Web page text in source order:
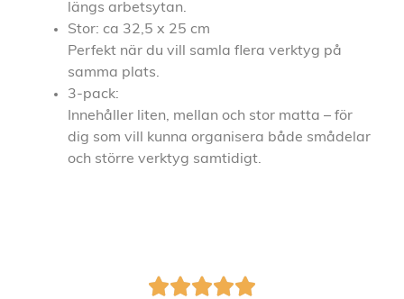
längs arbetsytan.
Stor: ca 32,5 x 25 cm
Perfekt när du vill samla flera verktyg på
samma plats.
3-pack:
Innehåller liten, mellan och stor matta – för
dig som vill kunna organisera både smådelar
och större verktyg samtidigt.
